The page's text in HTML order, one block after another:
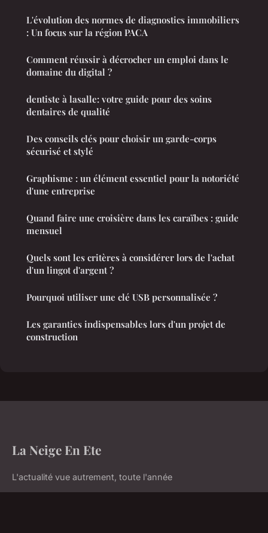
L'évolution des normes de diagnostics immobiliers
: Un focus sur la région PACA
Comment réussir à décrocher un emploi dans le
domaine du digital ?
dentiste à lasalle: votre guide pour des soins
dentaires de qualité
Des conseils clés pour choisir un garde-corps
sécurisé et stylé
Graphisme : un élément essentiel pour la notoriété
d'une entreprise
Quand faire une croisière dans les caraïbes : guide
mensuel
Quels sont les critères à considérer lors de l'achat
d'un lingot d'argent ?
Pourquoi utiliser une clé USB personnalisée ?
Les garanties indispensables lors d'un projet de
construction
La Neige En Ete
L'actualité vue autrement, toute l'année